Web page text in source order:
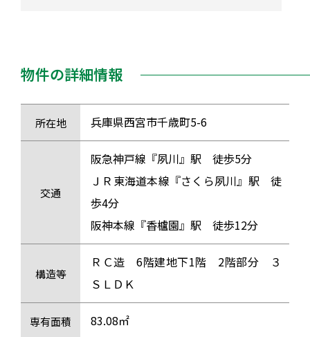
物件の詳細情報
所在地 兵庫県西宮市千歳町5-6
交通
阪急神戸線『夙川』駅 徒歩5分
ＪＲ東海道本線『さくら夙川』駅 徒
歩4分
阪神本線『香櫨園』駅 徒歩12分
構造等
ＲＣ造 6階建地下1階 2階部分 ３
ＳＬＤＫ
専有面積 83.08㎡